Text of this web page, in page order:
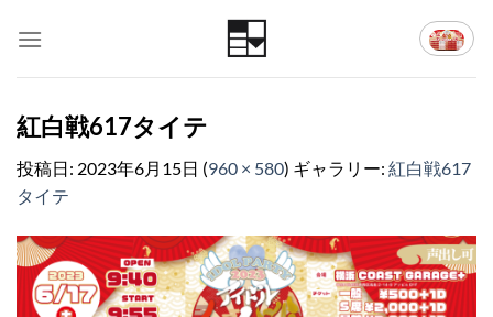
紅白戦617タイテ
投稿日: 2023年6月15日 (960 × 580) ギャラリー: 紅白戦617
タイテ